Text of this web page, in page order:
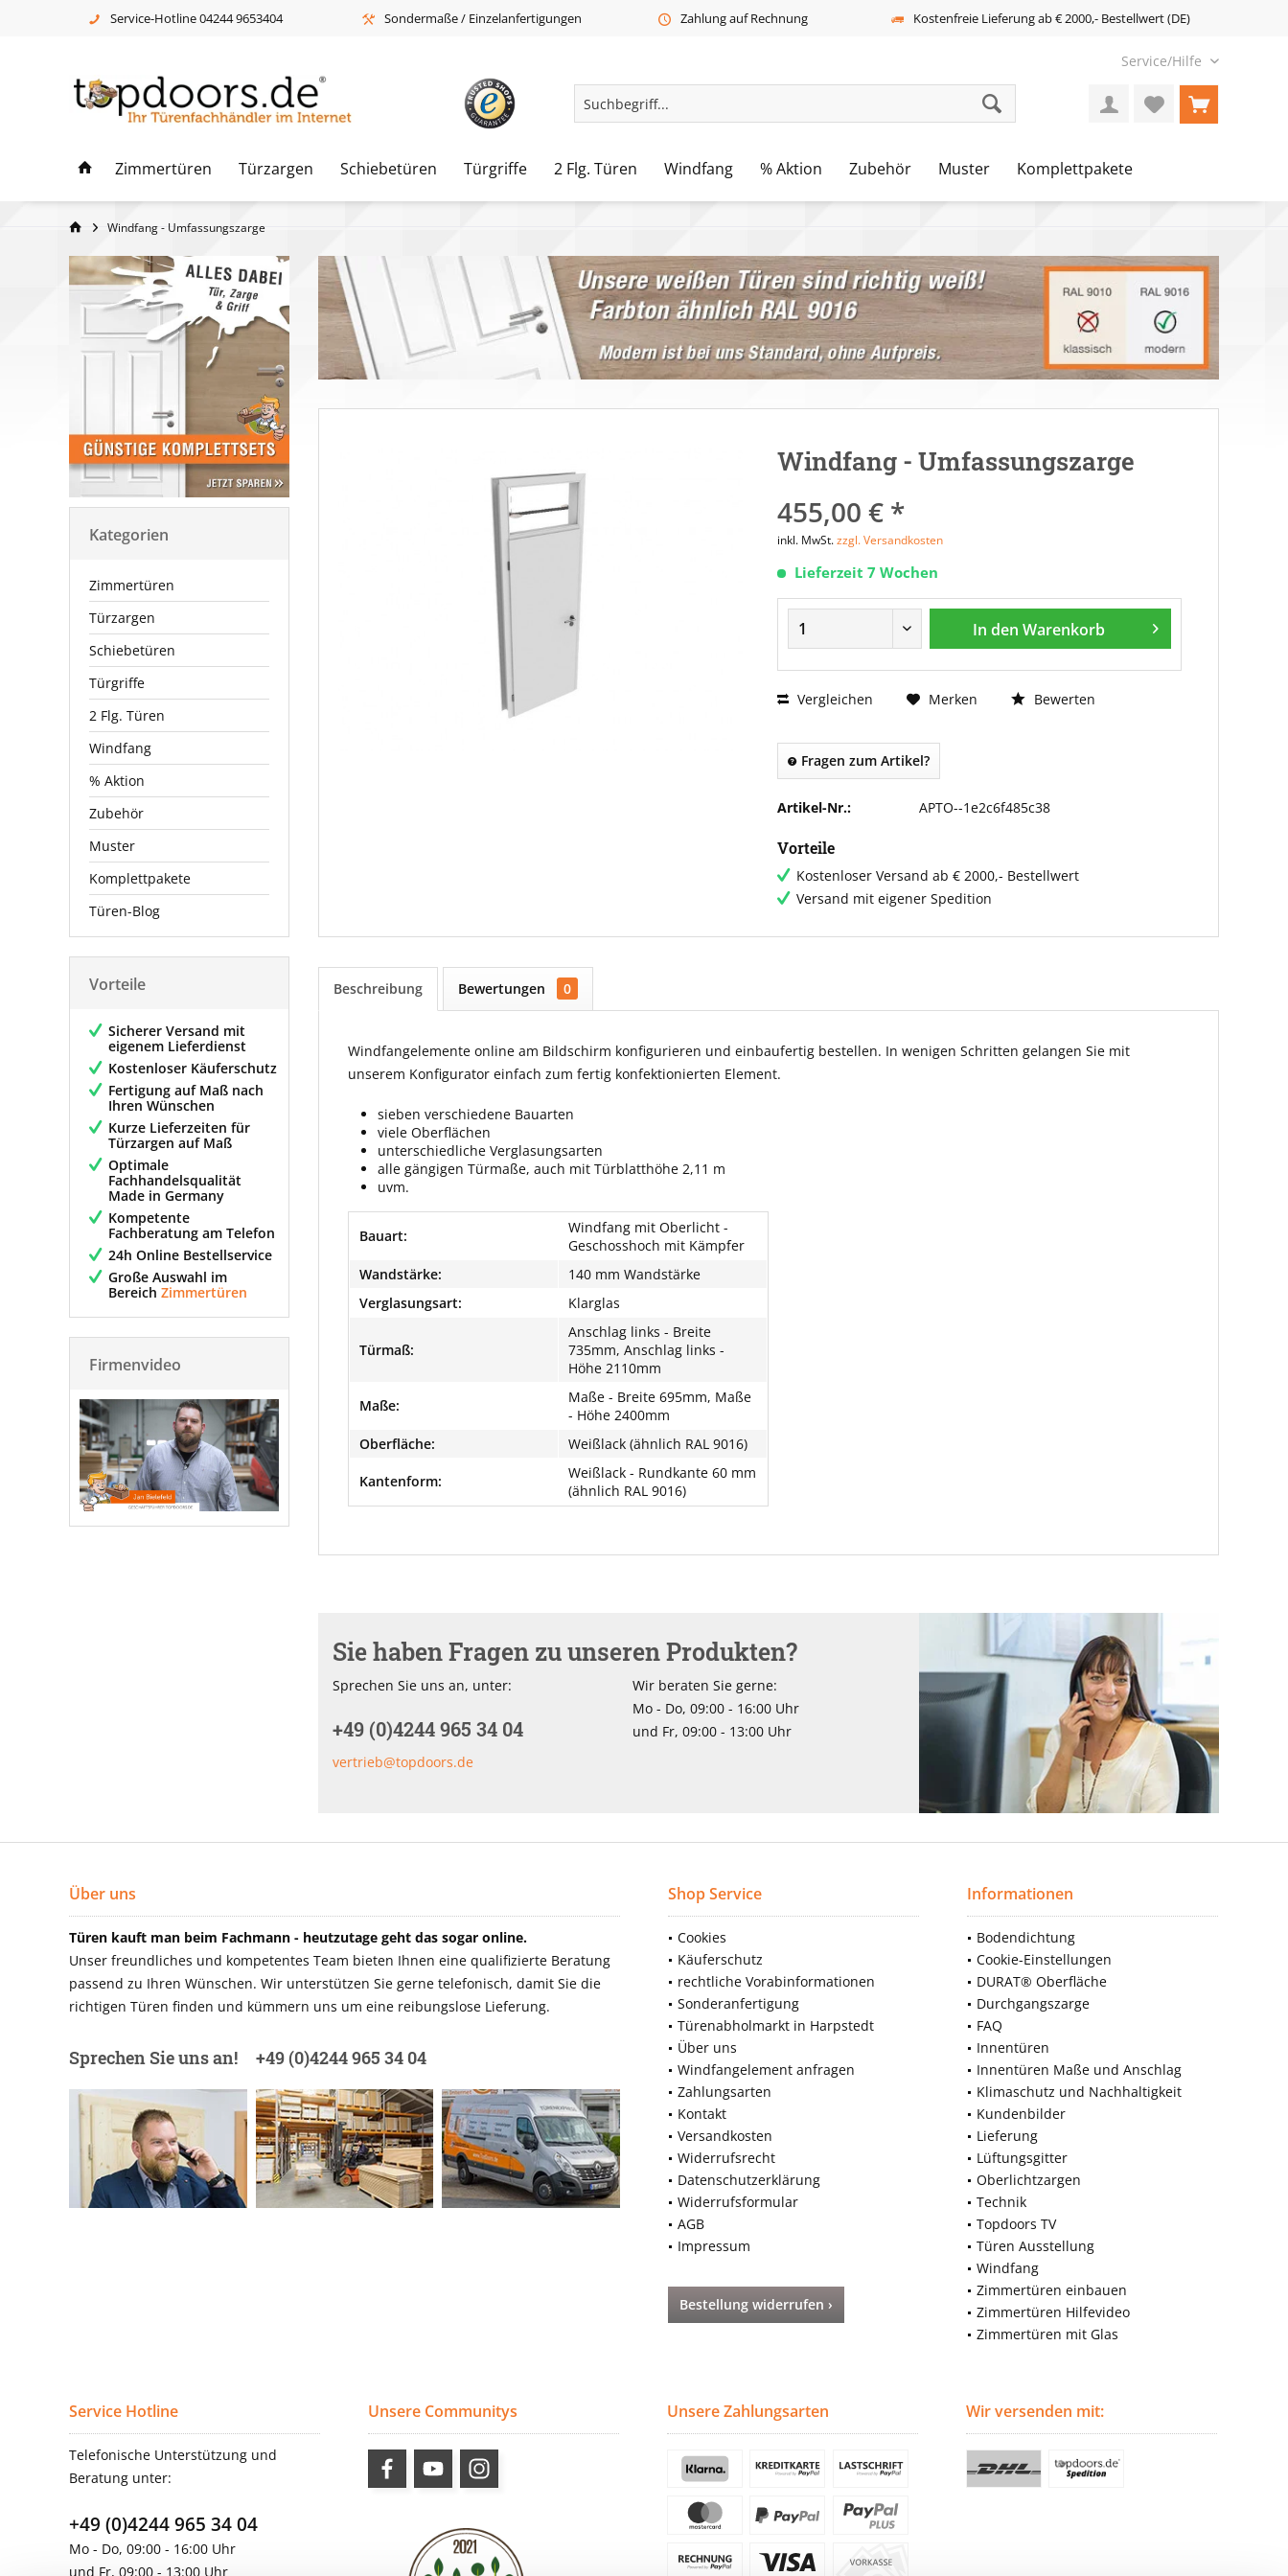
Service-Hotline 04244 9653404 Sondermaße / Einzelanfertigungen Zahlung auf Rechnung Kostenfreie Lieferung ab € 2000,- Bestellwert (DE)
Service/Hilfe
Zimmertüren Türzargen Schiebetüren Türgriffe 2 Flg. Türen Windfang % Aktion Zubehör Muster Komplettpakete
Windfang - Umfassungszarge
Kategorien
Zimmertüren
Türzargen
Schiebetüren
Türgriffe
2 Flg. Türen
Windfang
% Aktion
Zubehör
Muster
Komplettpakete
Türen-Blog
Vorteile
Sicherer Versand mit
eigenem Lieferdienst
Kostenloser Käuferschutz
Fertigung auf Maß nach
Ihren Wünschen
Kurze Lieferzeiten für
Türzargen auf Maß
Optimale
Fachhandelsqualität
Made in Germany
Kompetente
Fachberatung am Telefon
24h Online Bestellservice
Große Auswahl im
Bereich Zimmertüren
Firmenvideo
Windfang - Umfassungszarge
455,00 € *
inkl. MwSt.zzgl. Versandkosten
Lieferzeit 7 Wochen
In den Warenkorb
Vergleichen Merken Bewerten
Fragen zum Artikel?
Artikel-Nr.: APTO--1e2c6f485c38
Vorteile
Kostenloser Versand ab € 2000,- Bestellwert
Versand mit eigener Spedition
Beschreibung Bewertungen 0
Windfangelemente online am Bildschirm konfigurieren und einbaufertig bestellen. In wenigen Schritten gelangen Sie mit
unserem Konfigurator einfach zum fertig konfektionierten Element.
sieben verschiedene Bauarten
viele Oberflächen
unterschiedliche Verglasungsarten
alle gängigen Türmaße, auch mit Türblatthöhe 2,11 m
uvm.
Bauart:
Windfang mit Oberlicht -
Geschosshoch mit Kämpfer
Wandstärke:
140 mm Wandstärke
Verglasungsart:
Klarglas
Türmaß:
Anschlag links - Breite
735mm, Anschlag links -
Höhe 2110mm
Maße:
Maße - Breite 695mm, Maße
- Höhe 2400mm
Oberfläche:
Weißlack (ähnlich RAL 9016)
Kantenform:
Weißlack - Rundkante 60 mm
(ähnlich RAL 9016)
Sie haben Fragen zu unseren Produkten?
Sprechen Sie uns an, unter:
+49 (0)4244 965 34 04
vertrieb@topdoors.de
Wir beraten Sie gerne:
Mo - Do, 09:00 - 16:00 Uhr
und Fr, 09:00 - 13:00 Uhr
Über uns
Türen kauft man beim Fachmann - heutzutage geht das sogar online.
Unser freundliches und kompetentes Team bieten Ihnen eine qualifizierte Beratung
passend zu Ihren Wünschen. Wir unterstützen Sie gerne telefonisch, damit Sie die
richtigen Türen finden und kümmern uns um eine reibungslose Lieferung.
Sprechen Sie uns an! +49 (0)4244 965 34 04
Shop Service
Cookies
Käuferschutz
rechtliche Vorabinformationen
Sonderanfertigung
Türenabholmarkt in Harpstedt
Über uns
Windfangelement anfragen
Zahlungsarten
Kontakt
Versandkosten
Widerrufsrecht
Datenschutzerklärung
Widerrufsformular
AGB
Impressum
Bestellung widerrufen ›
Informationen
Bodendichtung
Cookie-Einstellungen
DURAT® Oberfläche
Durchgangszarge
FAQ
Innentüren
Innentüren Maße und Anschlag
Klimaschutz und Nachhaltigkeit
Kundenbilder
Lieferung
Lüftungsgitter
Oberlichtzargen
Technik
Topdoors TV
Türen Ausstellung
Windfang
Zimmertüren einbauen
Zimmertüren Hilfevideo
Zimmertüren mit Glas
Service Hotline
Telefonische Unterstützung und
Beratung unter:
+49 (0)4244 965 34 04
Mo - Do, 09:00 - 16:00 Uhr
und Fr, 09:00 - 13:00 Uhr
Unsere Communitys Unsere Zahlungsarten Wir versenden mit: